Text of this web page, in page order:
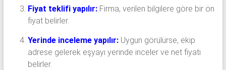
Fiyat teklifi yapılır:Firma, verilen bilgilere göre bir ön
fiyat belirler.
Yerinde inceleme yapılır:Uygun görülürse, ekip
adrese gelerek eşyayı yerinde inceler ve net fiyatı
belirler.